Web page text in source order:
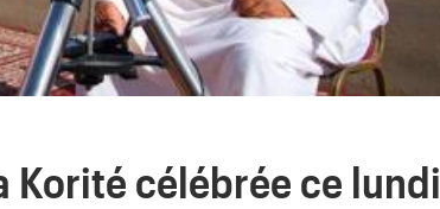
Korité célébrée ce lundi